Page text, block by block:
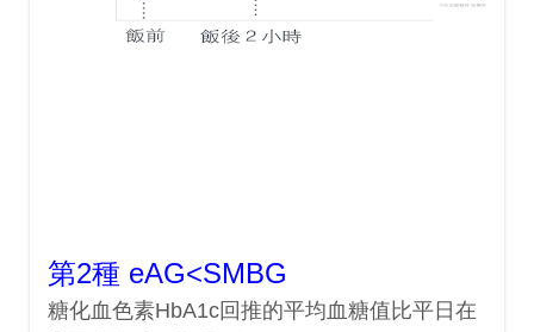
第2種 eAG<SMBG
糖化血色素HbA1c回推的平均血糖值比平日在